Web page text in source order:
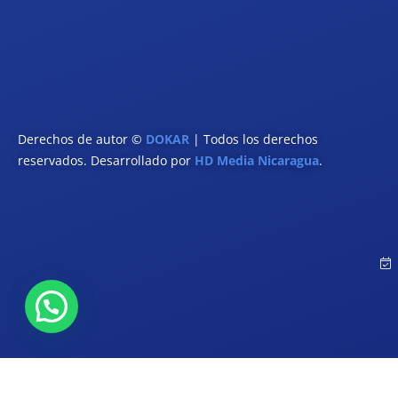
Derechos de autor © DOKAR | Todos los derechos
reservados. Desarrollado por HD Media Nicaragua.